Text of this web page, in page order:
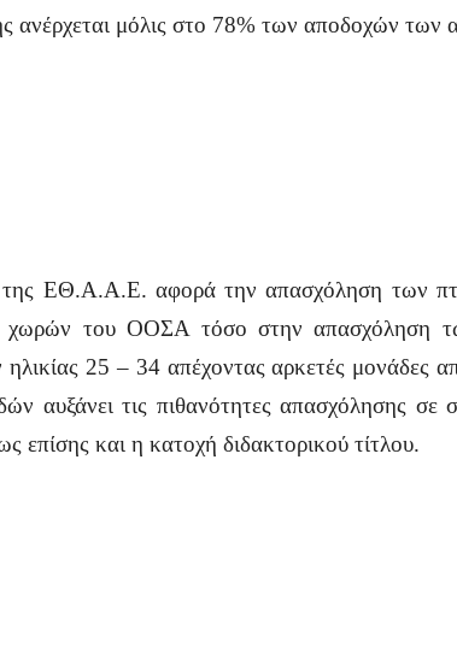
ανέρχεται μόλις στο 78% των αποδοχών των
ΕΘ.Α.Α.Ε. αφορά την απασχόληση των
χωρών του ΟΟΣΑ τόσο στην απασχόληση
25 – 34 απέχοντας αρκετές μονάδες
τις πιθανότητες απασχόλησης σε
επίσης και η κατοχή διδακτορικού τίτλου.